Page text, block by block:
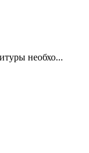
необхо...